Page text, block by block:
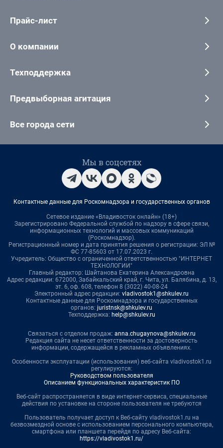
Прайс-лист
О компании
Техподдержка
Предвыборная агитация
Все города сети
Мы в соцсетях
Контактные данные для Роскомнадзора и государственных органов
Сетевое издание «Владивосток онлайн» (18+)
Зарегистрировано Федеральной службой по надзору в сфере связи,
информационных технологий и массовых коммуникаций
(Роскомнадзор).
Регистрационный номер и дата принятия решения о регистрации: ЭЛ №
ФС 77-85603 от 17.07.2023 г.
Учредитель: Общество с ограниченной ответственностью "ИНТЕРНЕТ
ТЕХНОЛОГИИ"
Главный редактор: Шайтанова Екатерина Александровна
Адрес редакции: 672000, Забайкальский край, г. Чита, ул. Балябина, д. 13,
эт. 6, оф. 608, телефон 8 (3022) 40-08-24
Электронный адрес редакции: vladivostok1@shkulev.ru
Контактные данные для Роскомнадзора и государственных
органов: juristnsk@shkulev.ru
Техподдержка: help@shkulev.ru
Связаться с отделом продаж: anna.chugaynova@shkulev.ru
Редакция сайта не несет ответственности за достоверность
информации, содержащейся в рекламных объявлениях.
Особенности эксплуатации (использования) веб-сайта vladivostok1.ru
регулируются:
Руководством пользователя
Описанием функциональных характеристик ПО
Веб-сайт распространяется в виде интернет-сервиса, специальные
действия по установке на стороне пользователя не требуются
Пользователь получает доступ к Веб-сайту vladivostok1.ru на
безвозмездной основе с использованием персонального компьютера,
смартфона или планшета перейдя по адресу Веб-сайта:
https://vladivostok1.ru/